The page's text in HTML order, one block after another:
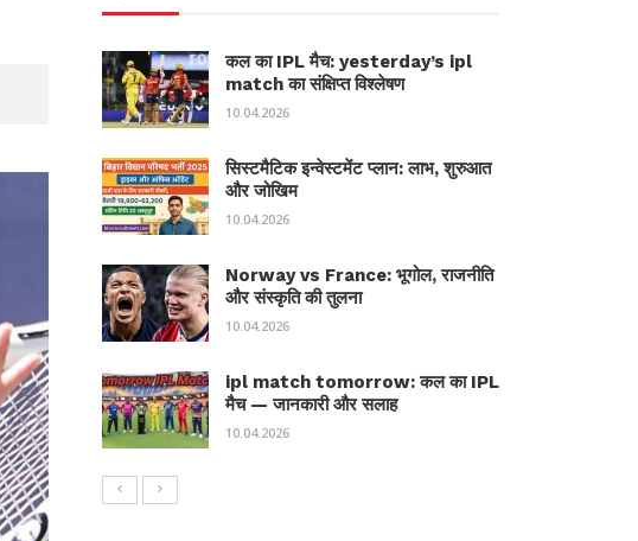
कल का IPL मैच: yesterday’s ipl
match का संक्षिप्त विश्लेषण
10.04.2026
सिस्टमैटिक इन्वेस्टमेंट प्लान: लाभ, शुरुआत
और जोखिम
10.04.2026
Norway vs France: भूगोल, राजनीति
और संस्कृति की तुलना
10.04.2026
ipl match tomorrow: कल का IPL
मैच — जानकारी और सलाह
10.04.2026